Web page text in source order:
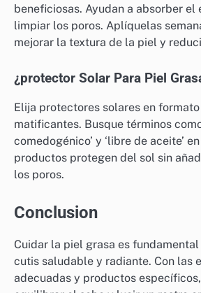
beneficiosas. Ayudan a absorber el
limpiar los poros. Aplíquelas
mejorar la textura de la piel y
¿protector Solar Para Piel
Elija protectores solares en
matificantes. Busque términos
comedogénico’ y ‘libre de aceite’
productos protegen del sol sin
los poros.
Conclusion
Cuidar la piel grasa es
cutis saludable y radiante. Con las
adecuadas y productos